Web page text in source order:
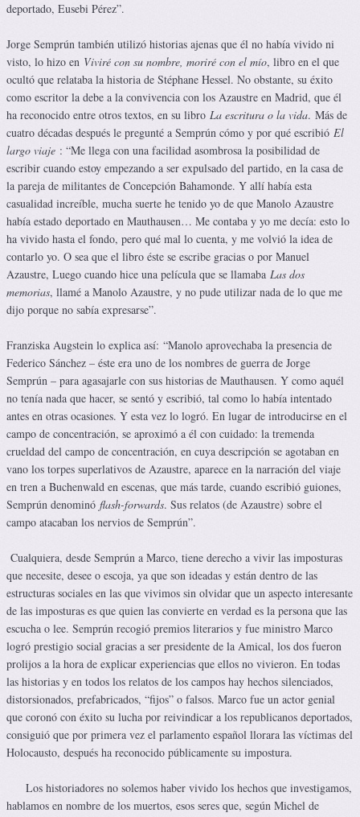
deportado, Eusebi Pérez”.
Jorge Semprún también utilizó historias ajenas que él no había vivido ni
visto, lo hizo en Viviré con su nombre, moriré con el mío, libro en el que
ocultó que relataba la historia de Stéphane Hessel. No obstante, su éxito
como escritor la debe a la convivencia con los Azaustre en Madrid, que él
ha reconocido entre otros textos, en su libro La escritura o la vida. Más de
cuatro décadas después le pregunté a Semprún cómo y por qué escribió El
largo viaje : “Me llega con una facilidad asombrosa la posibilidad de
escribir cuando estoy empezando a ser expulsado del partido, en la casa de
la pareja de militantes de Concepción Bahamonde. Y allí había esta
casualidad increíble, mucha suerte he tenido yo de que Manolo Azaustre
había estado deportado en Mauthausen… Me contaba y yo me decía: esto lo
ha vivido hasta el fondo, pero qué mal lo cuenta, y me volvió la idea de
contarlo yo. O sea que el libro éste se escribe gracias o por Manuel
Azaustre, Luego cuando hice una película que se llamaba Las dos
memorias, llamé a Manolo Azaustre, y no pude utilizar nada de lo que me
dijo porque no sabía expresarse”.
Franziska Augstein lo explica así: “Manolo aprovechaba la presencia de
Federico Sánchez – éste era uno de los nombres de guerra de Jorge
Semprún – para agasajarle con sus historias de Mauthausen. Y como aquél
no tenía nada que hacer, se sentó y escribió, tal como lo había intentado
antes en otras ocasiones. Y esta vez lo logró. En lugar de introducirse en el
campo de concentración, se aproximó a él con cuidado: la tremenda
crueldad del campo de concentración, en cuya descripción se agotaban en
vano los torpes superlativos de Azaustre, aparece en la narración del viaje
en tren a Buchenwald en escenas, que más tarde, cuando escribió guiones,
Semprún denominó flash-forwards. Sus relatos (de Azaustre) sobre el
campo atacaban los nervios de Semprún”.
Cualquiera, desde Semprún a Marco, tiene derecho a vivir las imposturas
que necesite, desee o escoja, ya que son ideadas y están dentro de las
estructuras sociales en las que vivimos sin olvidar que un aspecto interesante
de las imposturas es que quien las convierte en verdad es la persona que las
escucha o lee. Semprún recogió premios literarios y fue ministro Marco
logró prestigio social gracias a ser presidente de la Amical, los dos fueron
prolijos a la hora de explicar experiencias que ellos no vivieron. En todas
las historias y en todos los relatos de los campos hay hechos silenciados,
distorsionados, prefabricados, “fijos” o falsos. Marco fue un actor genial
que coronó con éxito su lucha por reivindicar a los republicanos deportados,
consiguió que por primera vez el parlamento español llorara las víctimas del
Holocausto, después ha reconocido públicamente su impostura.
Los historiadores no solemos haber vivido los hechos que investigamos,
hablamos en nombre de los muertos, esos seres que, según Michel de